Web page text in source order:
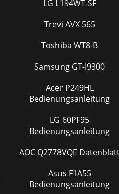
LG L194WT-SF
Trevi AVX 565
Toshiba WT8-B
Samsung GT-I9300
Acer P249HL
Bedienungsanleitung
LG 60PF95
Bedienungsanleitung
AOC Q2778VQE
Asus F1A55
Bedienungsanleitung